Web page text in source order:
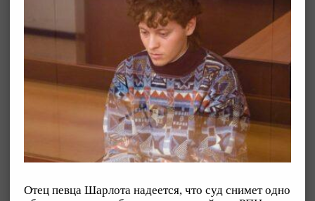
Отец певца Шарлота надеется, что суд снимет одно